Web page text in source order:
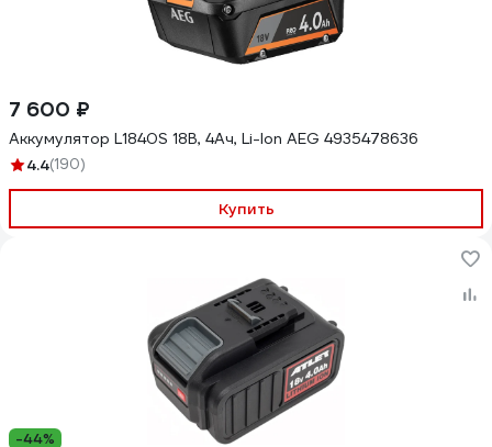
7 600 ₽
Аккумулятор L1840S 18В, 4Ач, Li-Ion AEG 4935478636
4.4(190)
Купить
-44%